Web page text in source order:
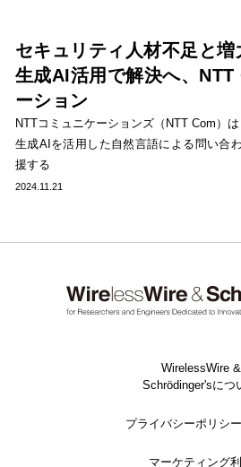
セキュリティ人材不足と
生成AI活用で解決へ、
ーション
NTTコミュニケーションズ（NTT Com）
生成AIを活用した自然言語による問い合
援する
2024.11.21
WirelessWire &
Schrödinger'sにつ
プライバシーポリシ
マーケティング